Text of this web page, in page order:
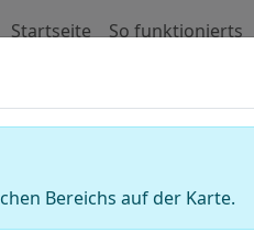
Startseite So funktionierts
Massage
Bereichs auf der Karte.